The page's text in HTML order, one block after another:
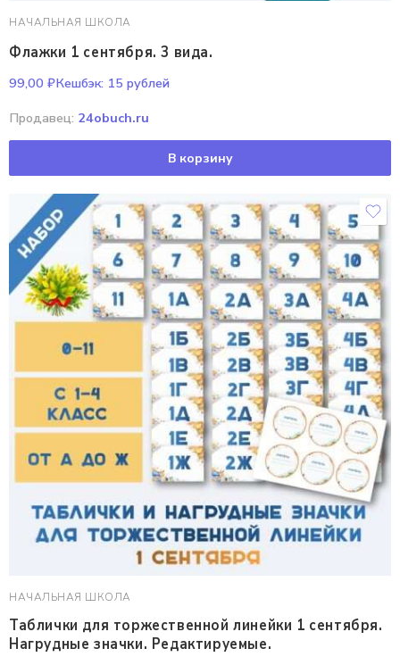
НАЧАЛЬНАЯ ШКОЛА
Флажки 1 сентября. 3 вида.
99,00 ₽Кешбэк: 15 рублей
Продавец: 24obuch.ru
В корзину
НАЧАЛЬНАЯ ШКОЛА
Таблички для торжественной линейки 1 сентября.
Нагрудные значки. Редактируемые.